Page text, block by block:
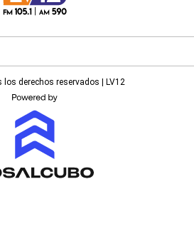
derechos reservados | LV12